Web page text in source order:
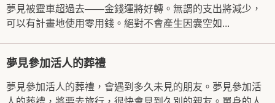
夢見被靈車超過去——金錢運將好轉。無謂的支出將減少，
可以有計畫地使用零用錢。絕對不會產生因囊空如...
夢見參加活人的葬禮
夢見參加活人的葬禮，會遇到多久未見的朋友。夢見參加活